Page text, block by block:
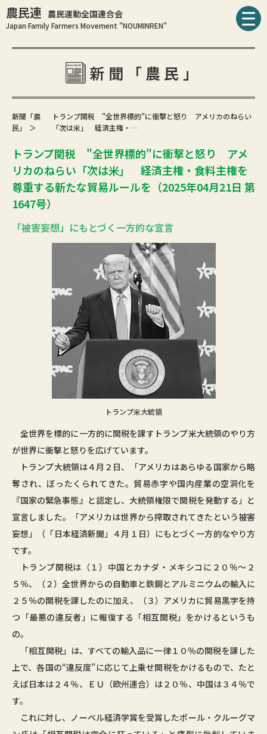
農民連 農民運動全国連合会
Japan Family Farmers Movement "NOUMINREN"
新聞「農民」
新聞「農
民」
トランプ関税 "全世界標的"に衝撃と怒り アメリカのねらい
「次は米」 経済主権・…
トランプ関税 "全世界標的"に衝撃と怒り アメ
リカのねらい「次は米」 経済主権・食料主権を
尊重する新たな貿易ルールを（2025年04月21日 第
1647号）
「被害妄想」にもとづく一方的な宣言
トランプ米大統領
全世界を標的に一方的に関税を課すトランプ米大統領のやり方
が世界に衝撃と怒りを広げています。
トランプ大統領は４月２日、「アメリカはあらゆる国家から略
奪され、ぼったくられてきた。貿易赤字や国内産業の空洞化を
『国家の緊急事態』と認定し、大統領権限で関税を発動する」と
宣言しました。「アメリカは世界から搾取されてきたという被害
妄想」（「日本経済新聞」４月１日）にもとづく一方的なやり方
です。
トランプ関税は（１）中国とカナダ・メキシコに２０％～２
５％、（２）全世界からの自動車と鉄鋼とアルミニウムの輸入に
２５％の関税を課したのに加え、（３）アメリカに貿易黒字を持
つ「最悪の違反者」に報復する「相互関税」をかけるというも
の。
「相互関税」は、すべての輸入品に一律１０％の関税を課した
上で、各国の“違反度”に応じて上乗せ関税をかけるもので、たと
えば日本は２４％、ＥＵ（欧州連合）は２０％、中国は３４％で
す。
これに対し、ノーベル経済学賞を受賞したポール・クルーグマ